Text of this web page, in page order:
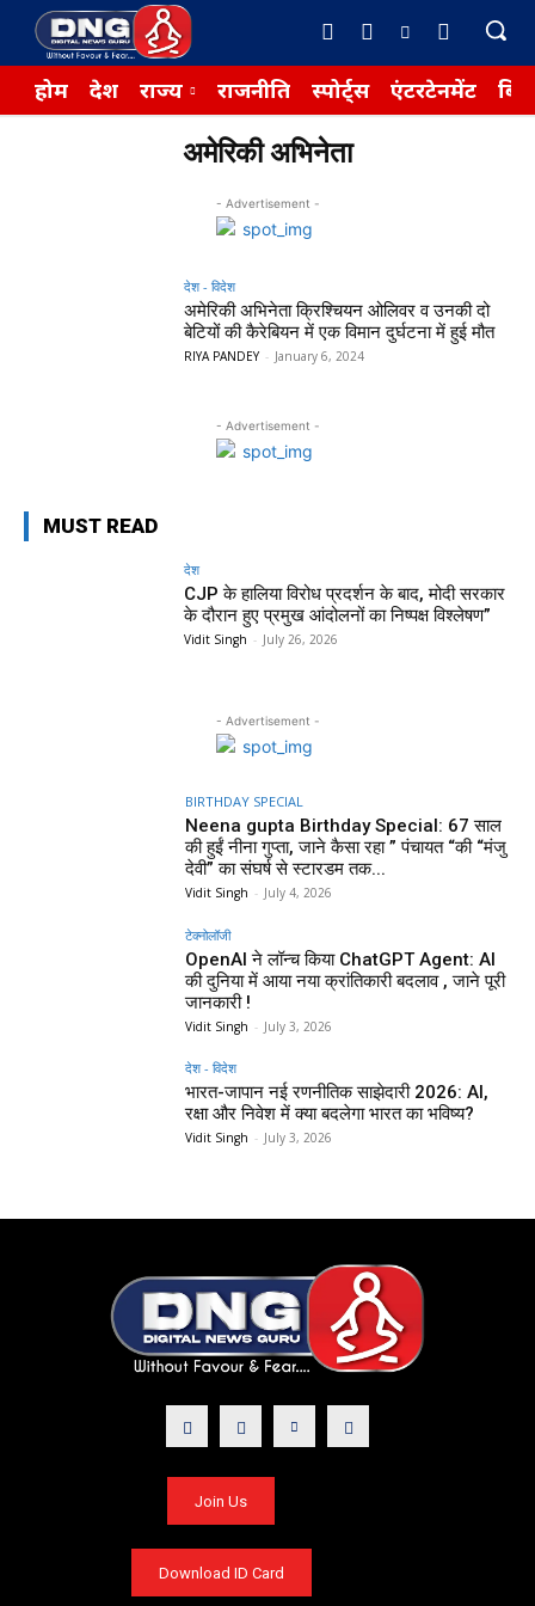
होम देश राज्य राजनीति स्पोर्ट्स एंटरटेनमेंट
अमेरिकी अभिनेता
- Advertisement -
देश - विदेश
अमेरिकी अभिनेता क्रिश्चियन ओलिवर व उनकी दो
बेटियों की कैरेबियन में एक विमान दुर्घटना में हुई मौत
RIYA PANDEY - January 6, 2024
- Advertisement -
MUST READ
देश
CJP के हालिया विरोध प्रदर्शन के बाद, मोदी सरकार
के दौरान हुए प्रमुख आंदोलनों का निष्पक्ष विश्लेषण”
Vidit Singh - July 26, 2026
- Advertisement -
BIRTHDAY SPECIAL
Neena gupta Birthday Special: 67 साल
की हुईं नीना गुप्ता, जाने कैसा रहा ” पंचायत “की “मंजु
देवी” का संघर्ष से स्टारडम तक...
Vidit Singh - July 4, 2026
टेक्नोलॉजी
OpenAI ने लॉन्च किया ChatGPT Agent: AI
की दुनिया में आया नया क्रांतिकारी बदलाव , जाने पूरी
जानकारी !
Vidit Singh - July 3, 2026
देश - विदेश
भारत-जापान नई रणनीतिक साझेदारी 2026: AI,
रक्षा और निवेश में क्या बदलेगा भारत का भविष्य?
Vidit Singh - July 3, 2026
Join Us
Download ID Card